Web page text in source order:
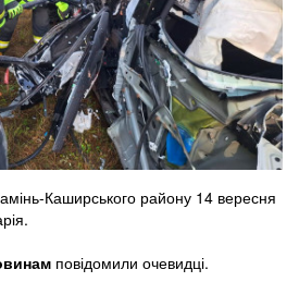
Каширського району 14 вересня
повідомили очевидці.